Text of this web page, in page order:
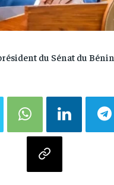
du Sénat du Bénin